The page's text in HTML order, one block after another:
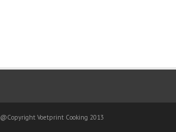
@Copyright Voetprint Cooking 2013